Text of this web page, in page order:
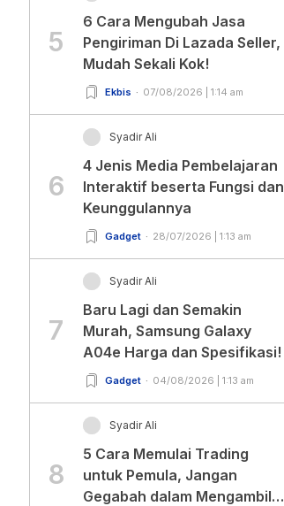
5
6 Cara Mengubah Jasa
Pengiriman Di Lazada Seller,
Mudah Sekali Kok!
Ekbis 07/08/2026 | 1:14 am
6
Syadir Ali
4 Jenis Media Pembelajaran
Interaktif beserta Fungsi dan
Keunggulannya
Gadget 28/07/2026 | 1:13 am
7
Syadir Ali
Baru Lagi dan Semakin
Murah, Samsung Galaxy
A04e Harga dan Spesifikasi!
Gadget 04/08/2026 | 1:13 am
8
Syadir Ali
5 Cara Memulai Trading
untuk Pemula, Jangan
Gegabah dalam Mengambil